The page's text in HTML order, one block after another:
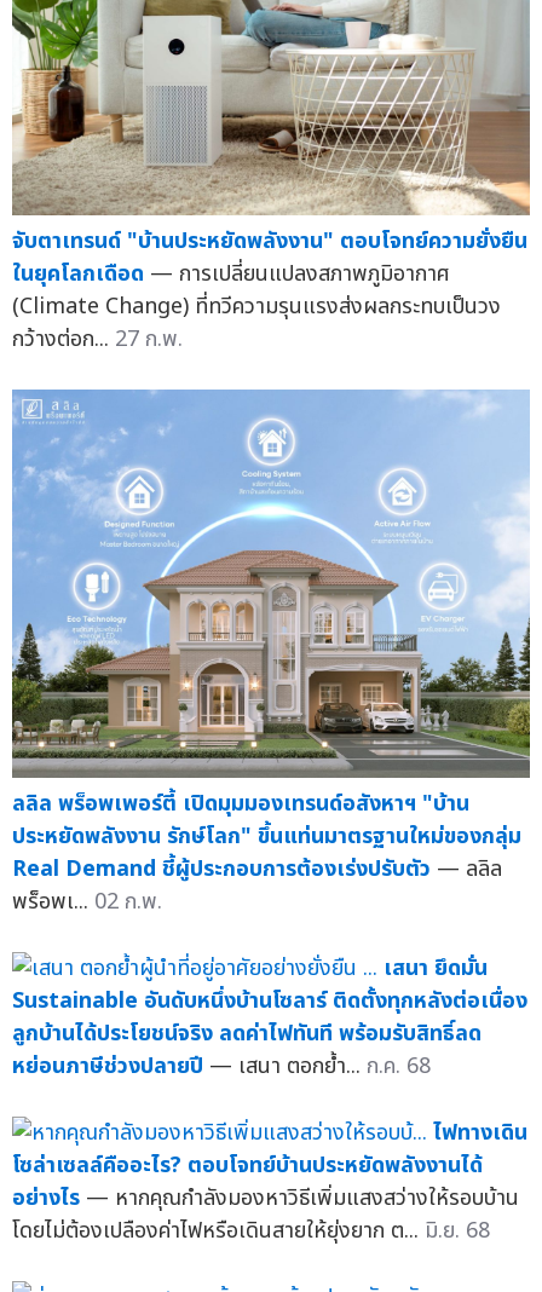
จับตาเทรนด์ "บ้านประหยัดพลังงาน" ตอบโจทย์ความยั่งยืน
ในยุคโลกเดือด — การเปลี่ยนแปลงสภาพภูมิอากาศ
(Climate Change) ที่ทวีความรุนแรงส่งผลกระทบเป็นวง
กว้างต่อก... 27 ก.พ.
ลลิล พร็อพเพอร์ตี้ เปิดมุมมองเทรนด์อสังหาฯ "บ้าน
ประหยัดพลังงาน รักษ์โลก" ขึ้นแท่นมาตรฐานใหม่ของกลุ่ม
Real Demand ชี้ผู้ประกอบการต้องเร่งปรับตัว — ลลิล
พร็อพเ... 02 ก.พ.
เสนา ยึดมั่น
Sustainable อันดับหนึ่งบ้านโซลาร์ ติดตั้งทุกหลังต่อเนื่อง
ลูกบ้านได้ประโยชน์จริง ลดค่าไฟทันที พร้อมรับสิทธิ์ลด
หย่อนภาษีช่วงปลายปี — เสนา ตอกย้ำ... ก.ค. 68
ไฟทางเดิน
โซล่าเซลล์คืออะไร? ตอบโจทย์บ้านประหยัดพลังงานได้
อย่างไร — หากคุณกำลังมองหาวิธีเพิ่มแสงสว่างให้รอบบ้าน
โดยไม่ต้องเปลืองค่าไฟหรือเดินสายให้ยุ่งยาก ต... มิ.ย. 68